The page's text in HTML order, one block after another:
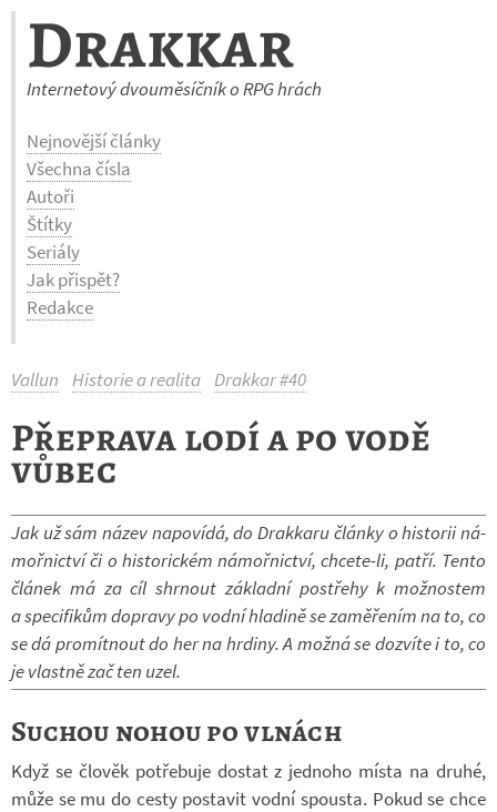
Drakkar
Internetový dvouměsíčník o RPG hrách
Nejnovější články
Všechna čísla
Autoři
Štítky
Seriály
Jak přispět?
Redakce
Vallun Historie a realita Drakkar #40
Přeprava lodí a po vodě
vůbec
Jak už sám název na­po­vídá, do Drak­karu články o his­to­rii ná­
moř­nic­tví či o his­to­ric­kém ná­moř­nic­tví, chcete-​li, patří. Tento
člá­nek má za cíl shr­nout zá­kladní po­střehy k mož­nos­tem
a spe­ci­fi­kům do­pravy po vodní hla­dině se za­mě­ře­ním na to, co
se dá pro­mít­nout do her na hr­diny. A možná se do­zvíte i to, co
je vlastně zač ten uzel.
Suchou nohou po vlnách
Když se člo­věk po­tře­buje do­stat z jed­noho místa na druhé,
může se mu do cesty po­sta­vit vodní spousta. Pokud se chce